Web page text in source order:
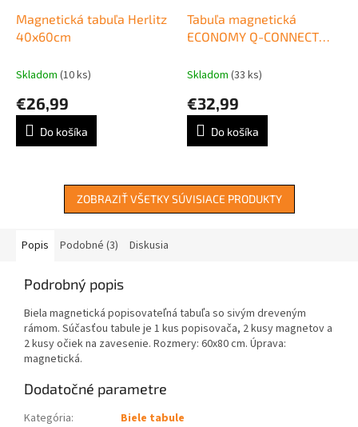
Magnetická tabuľa Herlitz
40x60cm
Skladom (10 ks)
€26,99
Do košíka
Tabuľa magnetická
ECONOMY Q-CONNECT
Skladom (33 ks)
€32,99
Do košíka
ZOBRAZIŤ VŠETKY SÚVISIACE PRODUKTY
Popis Podobné (3) Diskusia
Podrobný popis
Biela magnetická popisovateľná tabuľa so sivým dreveným
rámom. Súčasťou tabule je 1 kus popisovača, 2 kusy magnetov a
2 kusy očiek na zavesenie. Rozmery: 60x80 cm. Úprava:
magnetická.
Dodatočné parametre
Kategória:
Biele tabule